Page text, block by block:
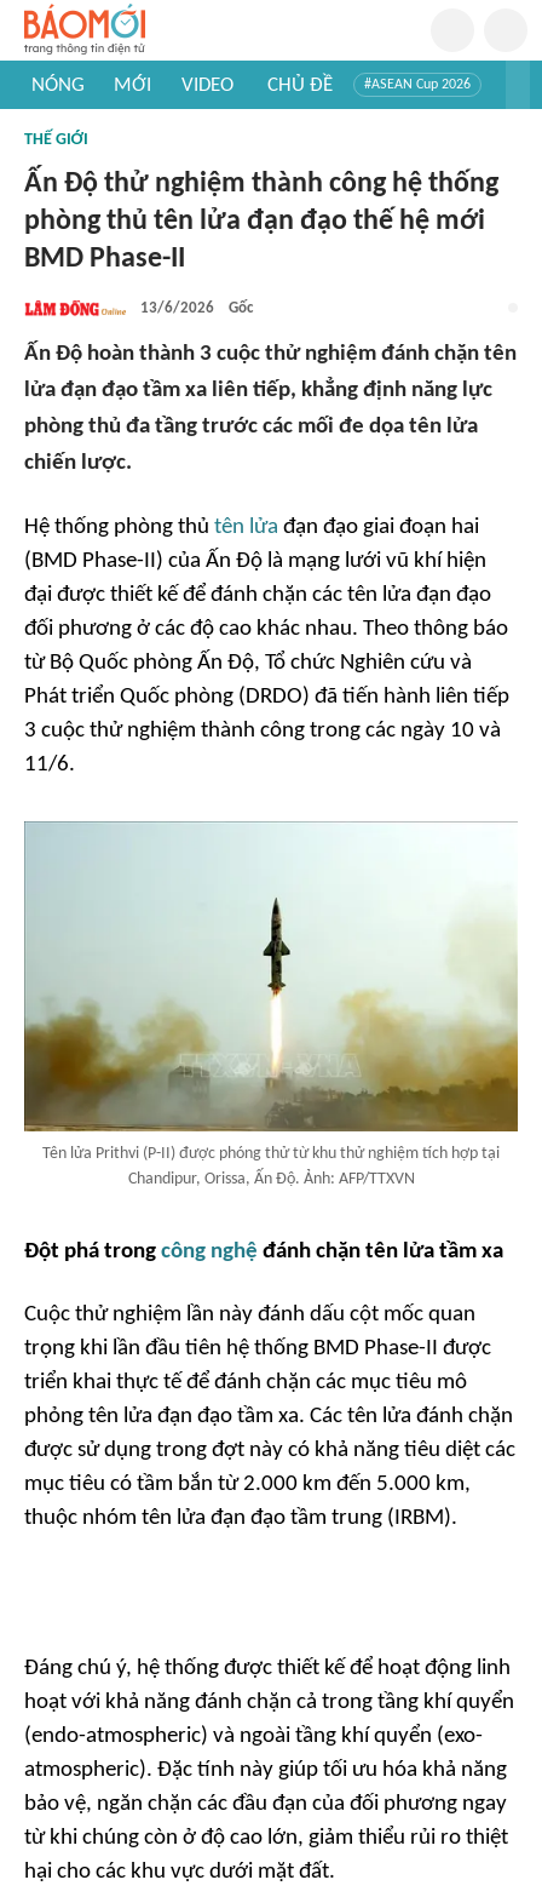
NÓNG MỚI VIDEO CHỦ ĐỀ #ASEAN Cup 2026
#Khám phá thế giới
THẾ GIỚI
Ấn Độ thử nghiệm thành công hệ thống
phòng thủ tên lửa đạn đạo thế hệ mới
BMD Phase-II
13/6/2026 Gốc
Ấn Độ hoàn thành 3 cuộc thử nghiệm đánh chặn tên
lửa đạn đạo tầm xa liên tiếp, khẳng định năng lực
phòng thủ đa tầng trước các mối đe dọa tên lửa
chiến lược.
Hệ thống phòng thủ tên lửa đạn đạo giai đoạn hai
(BMD Phase-II) của Ấn Độ là mạng lưới vũ khí hiện
đại được thiết kế để đánh chặn các tên lửa đạn đạo
đối phương ở các độ cao khác nhau. Theo thông báo
từ Bộ Quốc phòng Ấn Độ, Tổ chức Nghiên cứu và
Phát triển Quốc phòng (DRDO) đã tiến hành liên tiếp
3 cuộc thử nghiệm thành công trong các ngày 10 và
11/6.
Tên lửa Prithvi (P-II) được phóng thử từ khu thử nghiệm tích hợp tại
Chandipur, Orissa, Ấn Độ. Ảnh: AFP/TTXVN
Đột phá trong công nghệ đánh chặn tên lửa tầm xa
Cuộc thử nghiệm lần này đánh dấu cột mốc quan
trọng khi lần đầu tiên hệ thống BMD Phase-II được
triển khai thực tế để đánh chặn các mục tiêu mô
phỏng tên lửa đạn đạo tầm xa. Các tên lửa đánh chặn
được sử dụng trong đợt này có khả năng tiêu diệt các
mục tiêu có tầm bắn từ 2.000 km đến 5.000 km,
thuộc nhóm tên lửa đạn đạo tầm trung (IRBM).
Đáng chú ý, hệ thống được thiết kế để hoạt động linh
hoạt với khả năng đánh chặn cả trong tầng khí quyển
(endo-atmospheric) và ngoài tầng khí quyển (exo-
atmospheric). Đặc tính này giúp tối ưu hóa khả năng
bảo vệ, ngăn chặn các đầu đạn của đối phương ngay
từ khi chúng còn ở độ cao lớn, giảm thiểu rủi ro thiệt
hại cho các khu vực dưới mặt đất.